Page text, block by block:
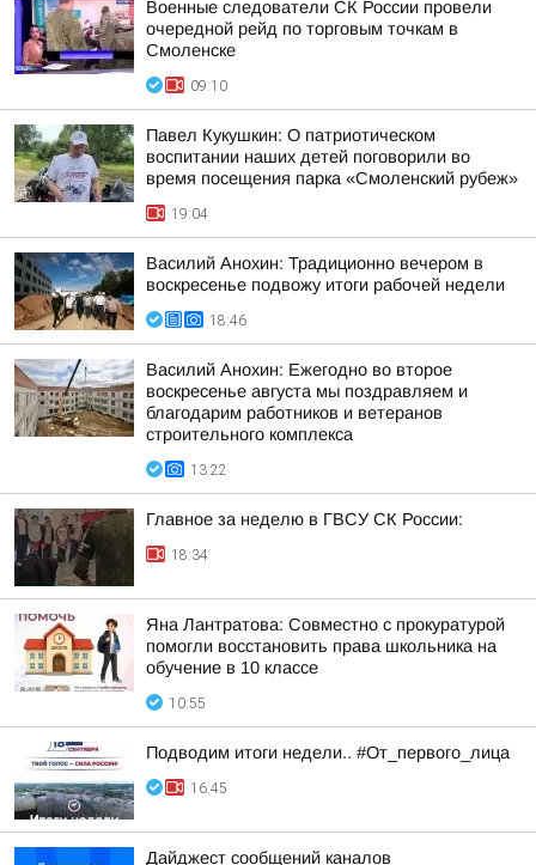
Военные следователи СК России провели
очередной рейд по торговым точкам в
Смоленске
09:10
Павел Кукушкин: О патриотическом
воспитании наших детей поговорили во
время посещения парка «Смоленский рубеж»
19:04
Василий Анохин: Традиционно вечером в
воскресенье подвожу итоги рабочей недели
18:46
Василий Анохин: Ежегодно во второе
воскресенье августа мы поздравляем и
благодарим работников и ветеранов
строительного комплекса
13:22
Главное за неделю в ГВСУ СК России:
18:34
Яна Лантратова: Совместно с прокуратурой
помогли восстановить права школьника на
обучение в 10 классе
10:55
Подводим итоги недели.. #От_первого_лица
16:45
Дайджест сообщений каналов